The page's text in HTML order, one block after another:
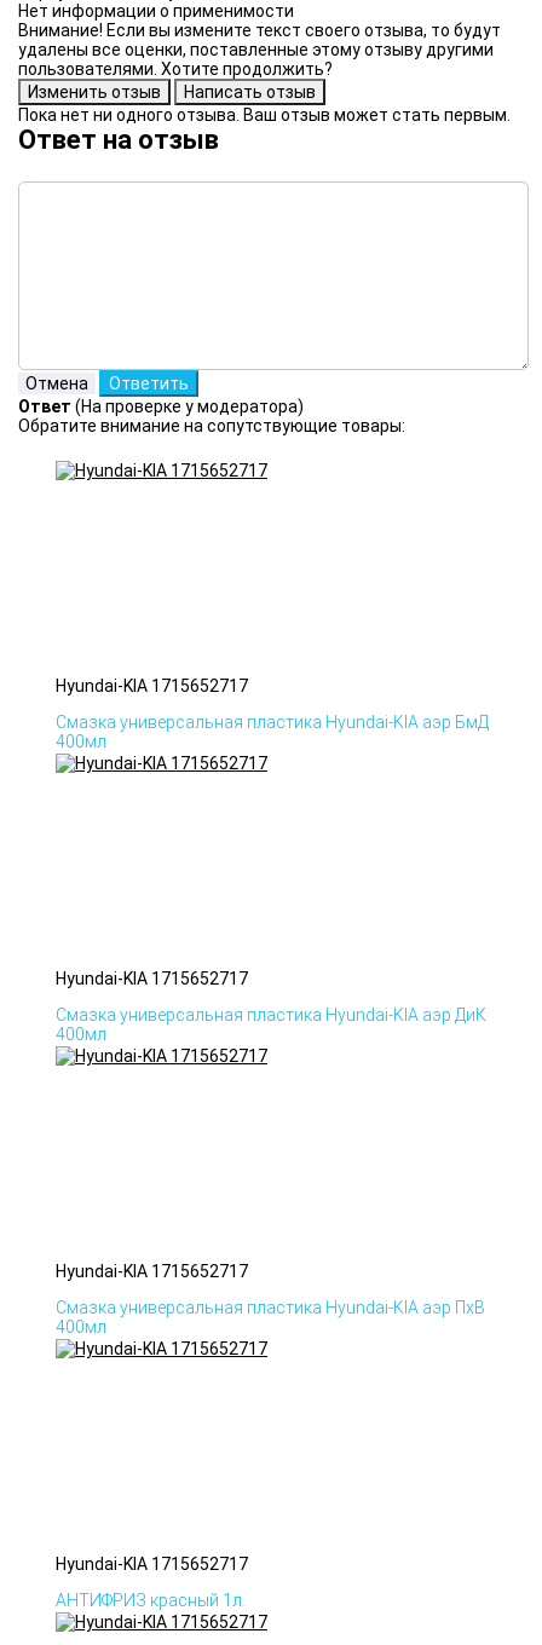
Нет информации о применимости
Внимание! Если вы измените текст своего отзыва, то будут
удалены все оценки, поставленные этому отзыву другими
пользователями. Хотите продолжить?
Пока нет ни одного отзыва. Ваш отзыв может стать первым.
Ответ на отзыв
Ответ (На проверке у модератора)
Обратите внимание на сопутствующие товары:
Hyundai-KIA 1715652717
Смазка универсальная пластика Hyundai-KIA аэр БмД
400мл
Hyundai-KIA 1715652717
Смазка универсальная пластика Hyundai-KIA аэр ДиК
400мл
Hyundai-KIA 1715652717
Смазка универсальная пластика Hyundai-KIA аэр ПхВ
400мл
Hyundai-KIA 1715652717
АНТИФРИЗ красный 1л.